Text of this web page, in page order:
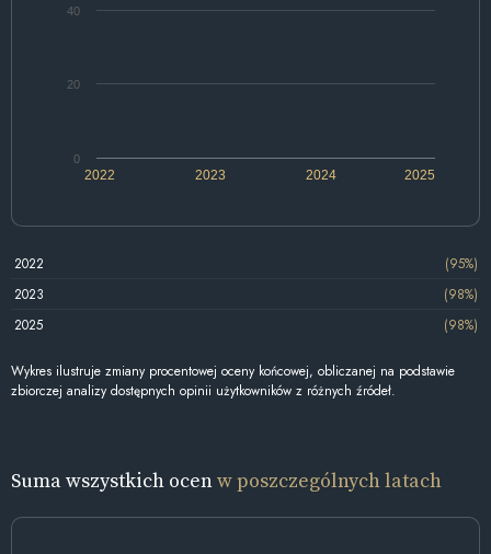
2022 2024
2023 2025
0
20
40
2022
(95%)
2023
(98%)
2025
(98%)
Wykres ilustruje zmiany procentowej oceny końcowej, obliczanej na podstawie
zbiorczej analizy dostępnych opinii użytkowników z różnych źródeł.
Suma wszystkich ocenw poszczególnych latach